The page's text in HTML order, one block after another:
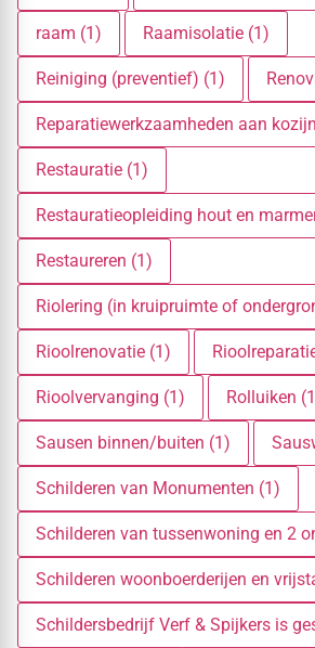
raam (1) Raamisolatie (1)
Reiniging (preventief) (1)
Reparatiewerkzaamheden aan
Restauratie (1)
Restauratieopleiding hout en
Restaureren (1)
Riolering (in kruipruimte of
Rioolrenovatie (1)
Rioolvervanging (1) Rolluiken
Sausen binnen/buiten (1)
Schilderen van Monumenten (1)
Schilderen van tussenwoning en 2
Schilderen woonboerderijen en
Schildersbedrijf Verf & Spijkers is